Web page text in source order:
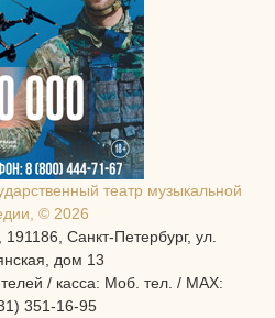
театр музыкальной
© 2026
Санкт-Петербург, ул.
дом 13
/ касса: Моб. тел. / MAX:
351-16-95